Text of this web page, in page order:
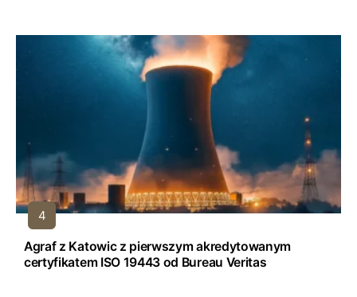
Agraf z Katowic z pierwszym akredytowanym
certyfikatem ISO 19443 od Bureau Veritas